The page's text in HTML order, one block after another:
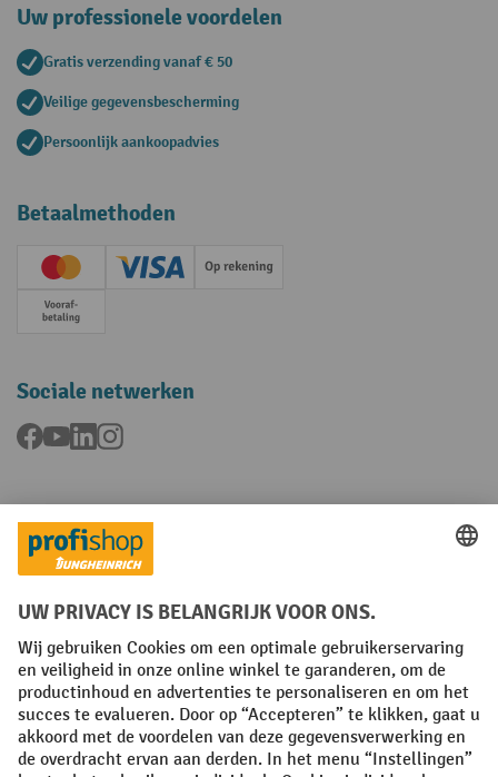
Uw professionele voordelen
Gratis verzending vanaf € 50
Veilige gegevensbescherming
Persoonlijk aankoopadvies
Betaalmethoden
Creditcard (Master)Creditcard (Visa)Op rekening
Vooruitbetaling
Sociale netwerken
Facebook
YouTubeLinkedInInstagram
Talen
FR NL
Algemene verkoopvoorwaarden Copyright
Privacyverklaring Privacy-instellingen
All prices excl. VAT plusshipping costs and possible delivery charges,